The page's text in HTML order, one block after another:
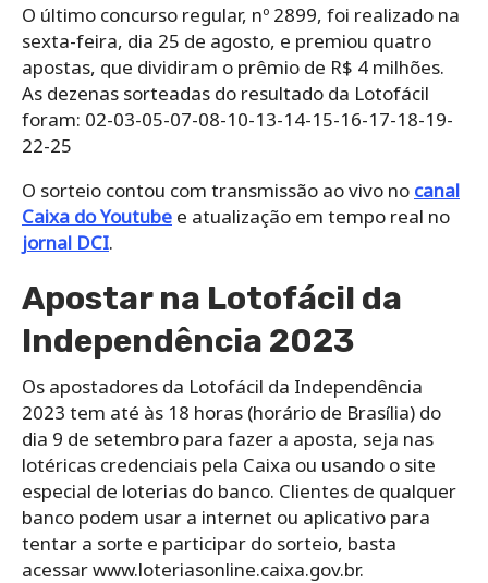
O último concurso regular, nº 2899, foi realizado na
sexta-feira, dia 25 de agosto, e premiou quatro
apostas, que dividiram o prêmio de R$ 4 milhões.
As dezenas sorteadas do resultado da Lotofácil
foram: 02-03-05-07-08-10-13-14-15-16-17-18-19-
22-25
O sorteio contou com transmissão ao vivo no canal
Caixa do Youtube e atualização em tempo real no
jornal DCI.
Apostar na Lotofácil da
Independência 2023
Os apostadores da Lotofácil da Independência
2023 tem até às 18 horas (horário de Brasília) do
dia 9 de setembro para fazer a aposta, seja nas
lotéricas credenciais pela Caixa ou usando o site
especial de loterias do banco. Clientes de qualquer
banco podem usar a internet ou aplicativo para
tentar a sorte e participar do sorteio, basta
acessar www.loteriasonline.caixa.gov.br.